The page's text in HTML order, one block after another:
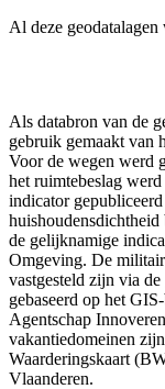
Al deze
Als databron van de
gebruik gemaakt van
Voor de wegen werd
het ruimtebeslag
indicator
de gelijknamige
Omgeving. De
vastgesteld zijn via
gebaseerd op het
Agentschap
vakantiedomeinen
Waarderingskaart
Vlaanderen.